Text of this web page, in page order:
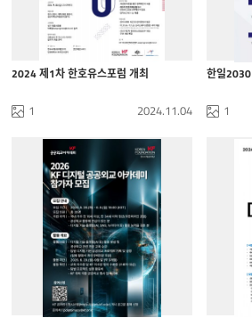
2024 제1차 한호유스포럼 개최
1 2024.11.04
한일
1